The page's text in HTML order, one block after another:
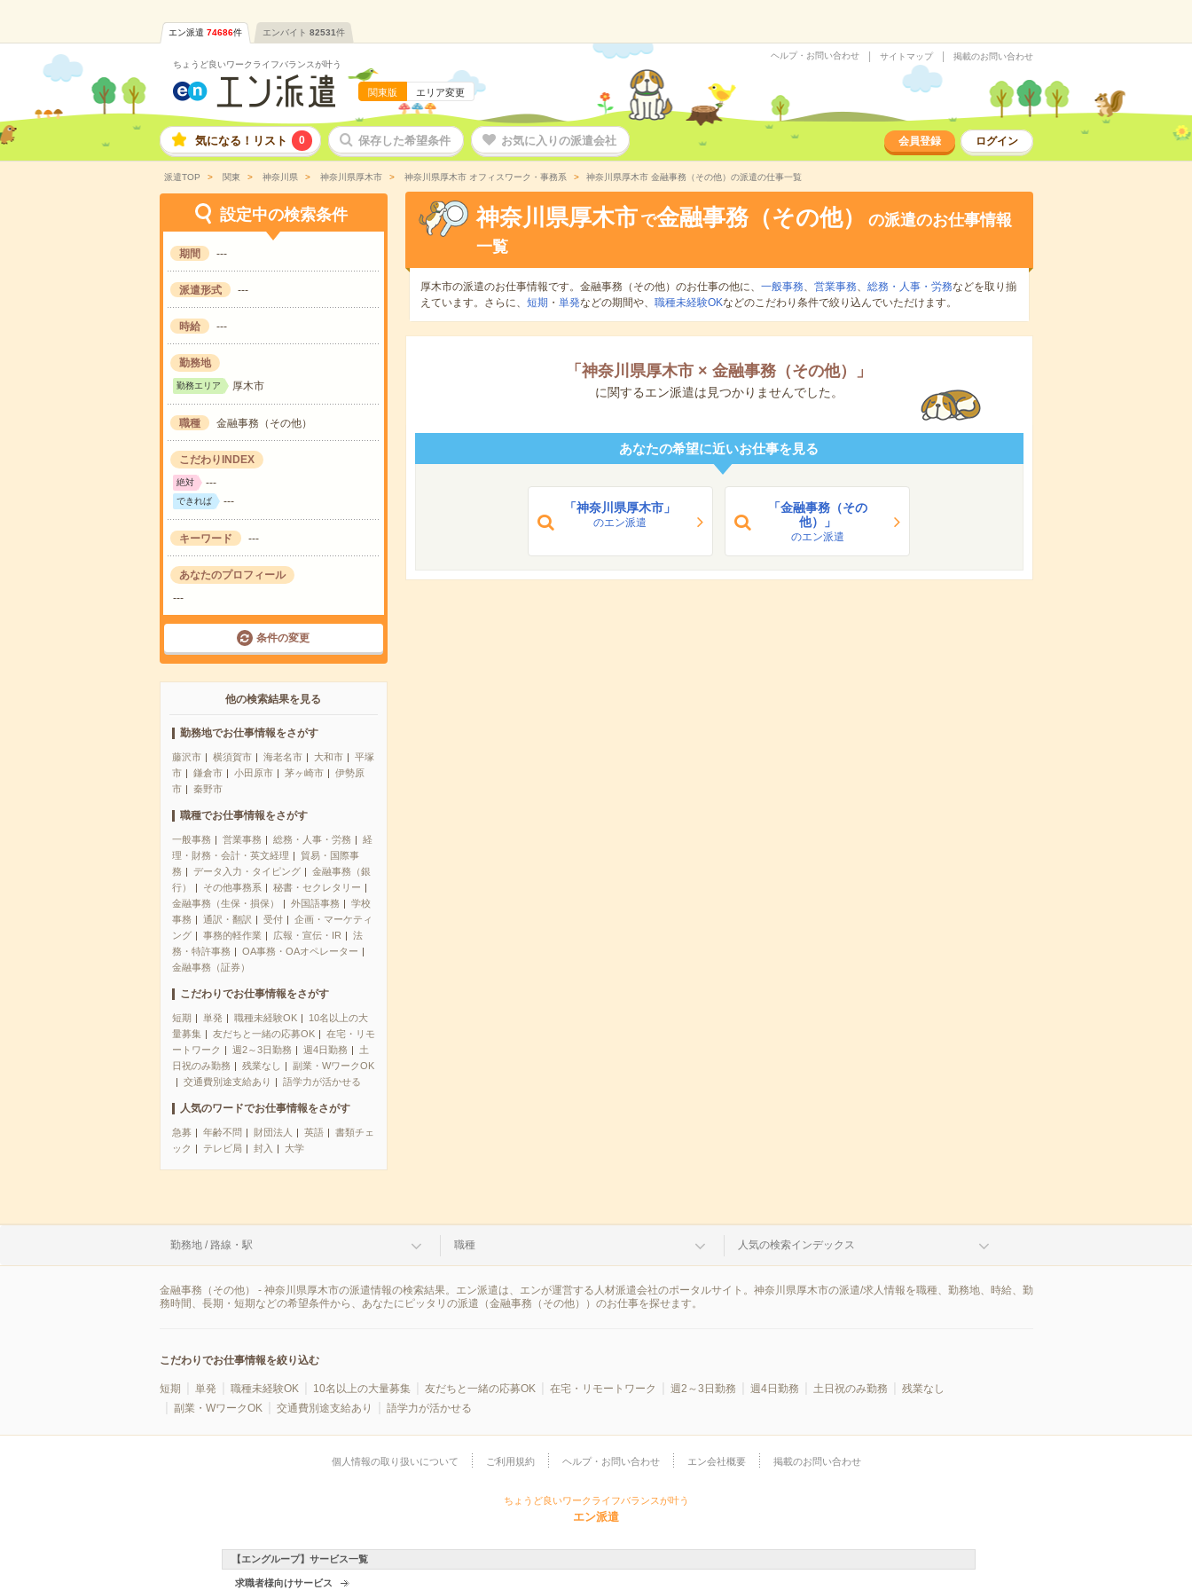
エン派遣 74686件 エンバイト 82531件
ちょうど良いワークライフバランスが叶う
関東版 エリア変更
ヘルプ・お問い合わせ サイトマップ 掲載のお問い合わせ
気になる！リスト 0 保存した希望条件 お気に入りの派遣会社 会員登録 ログイン
派遣TOP 関東 神奈川県 神奈川県厚木市 神奈川県厚木市 オフィスワーク・事務系 神奈川県厚木市 金融事務（その他）の派遣の仕事一覧
設定中の検索条件
期間 ---
派遣形式 ---
時給 ---
勤務地
勤務エリア 厚木市
職種 金融事務（その他）
こだわりINDEX
絶対 ---
できれば ---
キーワード ---
あなたのプロフィール
---
条件の変更
他の検索結果を見る
勤務地でお仕事情報をさがす
藤沢市 横須賀市 海老名市 大和市
平塚
市
鎌倉市 小田原市 茅ヶ崎市
伊勢原
市
秦野市
職種でお仕事情報をさがす
一般事務 営業事務 総務・人事・労務
経
理・財務・会計・英文経理
貿易・国際事
務
データ入力・タイピング
金融事務（銀
行）
その他事務系
秘書・セクレタリー
金融事務（生保・損保）
外国語事務
学校
事務
通訳・翻訳 受付
企画・マーケティ
ング
事務的軽作業 広報・宣伝・IR
法
務・特許事務
OA事務・OAオペレーター
金融事務（証券）
こだわりでお仕事情報をさがす
短期 単発 職種未経験OK
10名以上の大
量募集
友だちと一緒の応募OK
在宅・リモ
ートワーク
週2～3日勤務 週4日勤務
土
日祝のみ勤務
残業なし
副業・WワークOK
交通費別途支給あり
語学力が活かせる
人気のワードでお仕事情報をさがす
急募 年齢不問 財団法人 英語
書類チェ
ック
テレビ局 封入 大学
神奈川県厚木市 で金融事務（その他）
の派遣のお仕事情報
一覧
厚木市の派遣のお仕事情報です。金融事務（その他）のお仕事の他に、 一般事務、 営業事務、 総務・人事・労務などを取り揃
えています。さらに、 短期 ・ 単発などの期間や、 職種未経験OKなどのこだわり条件で絞り込んでいただけます。
「 神奈川県厚木市 × 金融事務（その他） 」
に関するエン派遣は見つかりませんでした。
あなたの希望に近いお仕事を見る
「神奈川県厚木市」
のエン派遣
「金融事務（その
他）」
のエン派遣
勤務地 / 路線・駅 職種 人気の検索インデックス
金融事務（その他） - 神奈川県厚木市の派遣情報の検索結果。エン派遣は、エンが運営する人材派遣会社のポータルサイト。神奈川県厚木市の派遣/求人情報を職種、勤務地、時給、勤
務時間、長期・短期などの希望条件から、あなたにピッタリの派遣（金融事務（その他））のお仕事を探せます。
こだわりでお仕事情報を絞り込む
短期 単発 職種未経験OK 10名以上の大量募集 友だちと一緒の応募OK 在宅・リモートワーク 週2～3日勤務 週4日勤務 土日祝のみ勤務
残業なし
副業・WワークOK
交通費別途支給あり 語学力が活かせる
個人情報の取り扱いについて ご利用規約 ヘルプ・お問い合わせ エン会社概要 掲載のお問い合わせ
ちょうど良いワークライフバランスが叶う
エン派遣
【エングループ】サービス一覧
求職者様向けサービス